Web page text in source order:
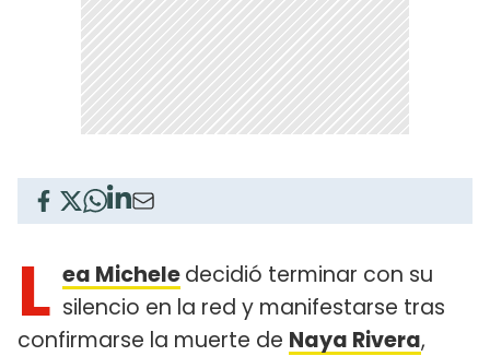
L ea Micheledecidió terminar con su
silencio en la red y manifestarse tras
confirmarse la muerte de Naya Rivera,